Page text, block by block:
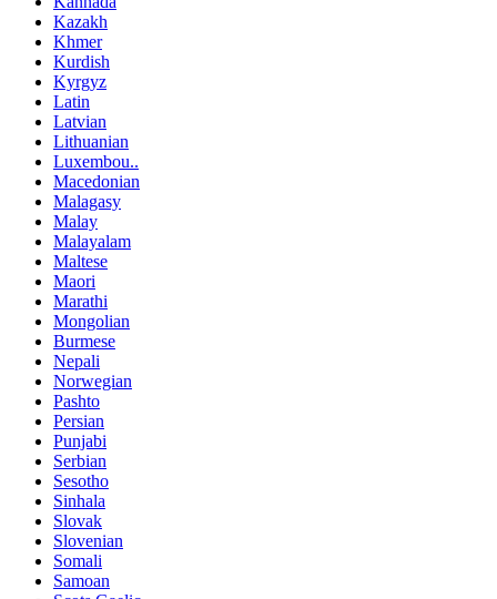
Kazakh
Khmer
Kurdish
Kyrgyz
Latin
Latvian
Lithuanian
Luxembou..
Macedonian
Malagasy
Malay
Malayalam
Maltese
Maori
Marathi
Mongolian
Burmese
Nepali
Norwegian
Pashto
Persian
Punjabi
Serbian
Sesotho
Sinhala
Slovak
Slovenian
Somali
Samoan